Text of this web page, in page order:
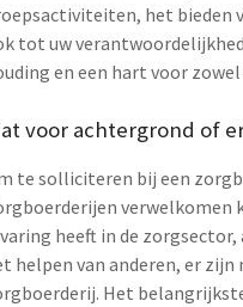
het bieden
tot uw
en een hart voor
voor achtergrond of
te solliciteren bij een
verwelkomen
heeft in de
helpen van anderen, er
Het